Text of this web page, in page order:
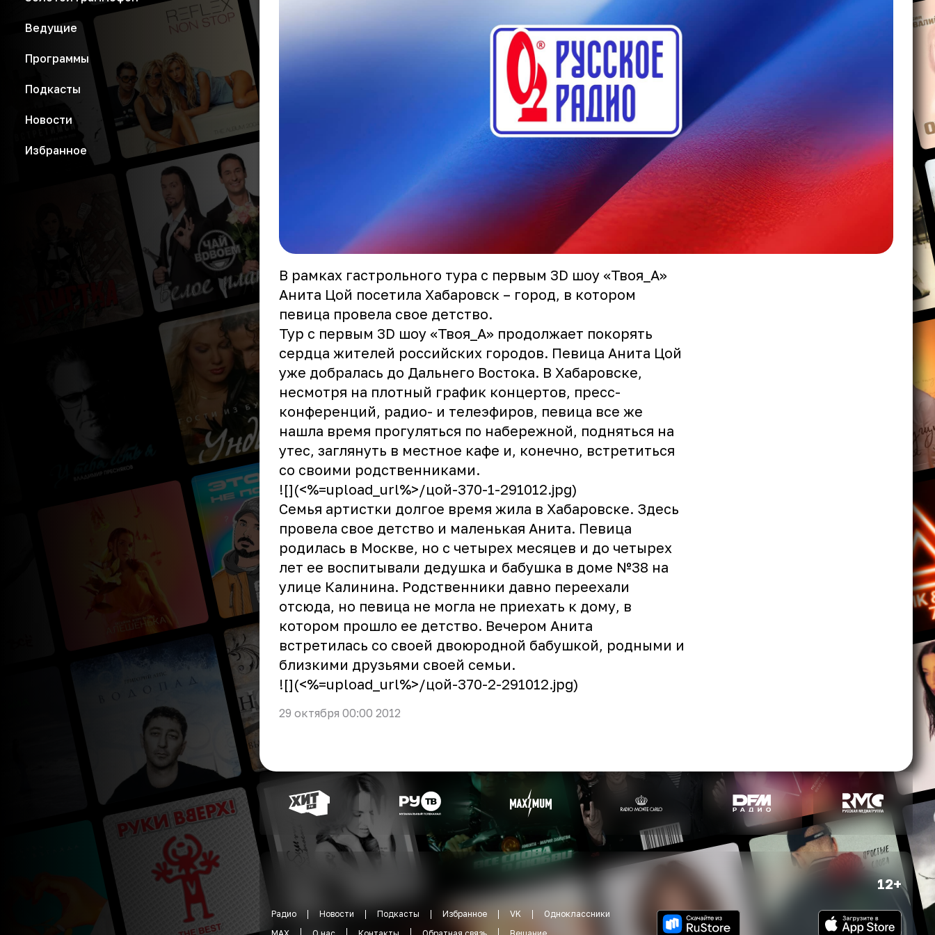
Ведущие
Программы
Подкасты
Новости
Избранное
В рамках гастрольного тура с первым 3D шоу «Твоя_А»
Анита Цой посетила Хабаровск – город, в котором
певица провела свое детство.
Тур с первым 3D шоу «Твоя_А» продолжает покорять
сердца жителей российских городов. Певица Анита Цой
уже добралась до Дальнего Востока. В Хабаровске,
несмотря на плотный график концертов, пресс-
конференций, радио- и телеэфиров, певица все же
нашла время прогуляться по набережной, подняться на
утес, заглянуть в местное кафе и, конечно, встретиться
со своими родственниками.
![](<%=upload_url%>/цой-370-1-291012.jpg)
Семья артистки долгое время жила в Хабаровске. Здесь
провела свое детство и маленькая Анита. Певица
родилась в Москве, но с четырех месяцев и до четырех
лет ее воспитывали дедушка и бабушка в доме №38 на
улице Калинина. Родственники давно переехали
отсюда, но певица не могла не приехать к дому, в
котором прошло ее детство. Вечером Анита
встретилась со своей двоюродной бабушкой, родными и
близкими друзьями своей семьи.
![](<%=upload_url%>/цой-370-2-291012.jpg)
29 октября 00:00 2012
12+
Радио Новости Подкасты Избранное VK
Одноклассники